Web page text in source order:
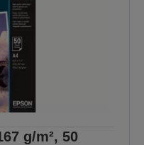
g/m², 50